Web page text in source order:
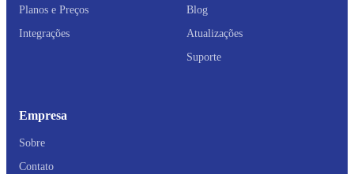
Planos e Preços
Integrações
Blog
Atualizações
Suporte
Empresa
Sobre
Contato